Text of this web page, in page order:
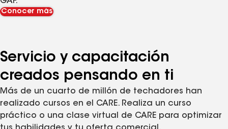
Conocer más
Servicio y capacitación
creados pensando en ti
Más de un cuarto de millón de techadores han
realizado cursos en el CARE. Realiza un curso
práctico o una clase virtual de CARE para optimizar